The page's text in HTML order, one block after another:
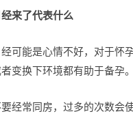
来了代表什么
可能是心情不好，对于怀
变换下环境都有助于备孕。
经常同房，过多的次数会